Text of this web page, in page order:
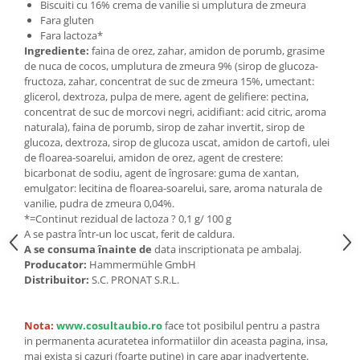
Mixuri, condimente si mirodenii
Mixuri
Condimente
Mirodenii
Maioneza bio
Pesto Bio
Semipreparate
Specialitati si produse asiatice
Biscuiti cu 16% crema de vanilie si umplutura de zmeura
Fara gluten
Fara lactoza*
Ingrediente: faina de orez, zahar, amidon de porumb, grasime
de nuca de cocos, umplutura de zmeura 9% (sirop de glucoza-
fructoza, zahar, concentrat de suc de zmeura 15%, umectant:
glicerol, dextroza, pulpa de mere, agent de gelifiere: pectina,
concentrat de suc de morcovi negri, acidifiant: acid citric, aroma
naturala), faina de porumb, sirop de zahar invertit, sirop de
glucoza, dextroza, sirop de glucoza uscat, amidon de cartofi, ulei
de floarea-soarelui, amidon de orez, agent de crestere:
bicarbonat de sodiu, agent de îngrosare: guma de xantan,
emulgator: lecitina de floarea-soarelui, sare, aroma naturala de
vanilie, pudra de zmeura 0,04%.
*=Continut rezidual de lactoza ? 0,1 g/ 100 g
A se pastra într-un loc uscat, ferit de caldura.
A se consuma înainte de data inscriptionata pe ambalaj.
Producator: Hammermühle GmbH
Distribuitor: S.C. PRONAT S.R.L.
Nota: www.cosultaubio.roface tot posibilul pentru a pastra
in permanenta acuratetea informatiilor din aceasta pagina, insa,
mai exista si cazuri (foarte putine) in care apar inadvertente.